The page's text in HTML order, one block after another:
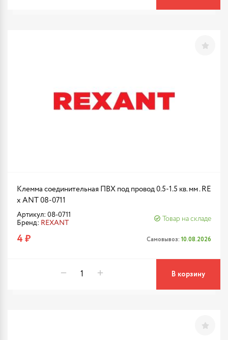
Клемма соединительная ПВХ под провод 0.5-1.5 кв. мм . RE
x ANT 08-0711
Артикул: 08-0711
Бренд: REXANT
Товар на складе
4 ₽ Самовывоз: 10.08.2026
В корзину